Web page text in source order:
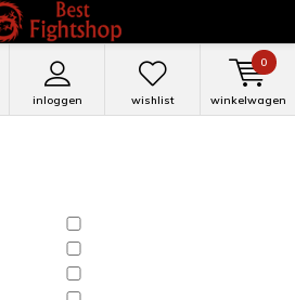
inloggen wishlist winkelwagen
0